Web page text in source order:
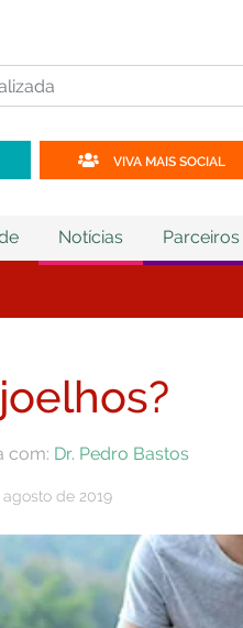
VIVA MAIS SOCIAL
Notícias Parceiros
com: Dr. Pedro Bastos
de 2019